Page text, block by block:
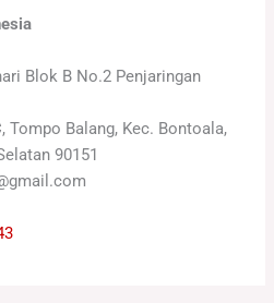
Blok B No.2 Penjaringan
Tompo Balang, Kec. Bontoala,
90151